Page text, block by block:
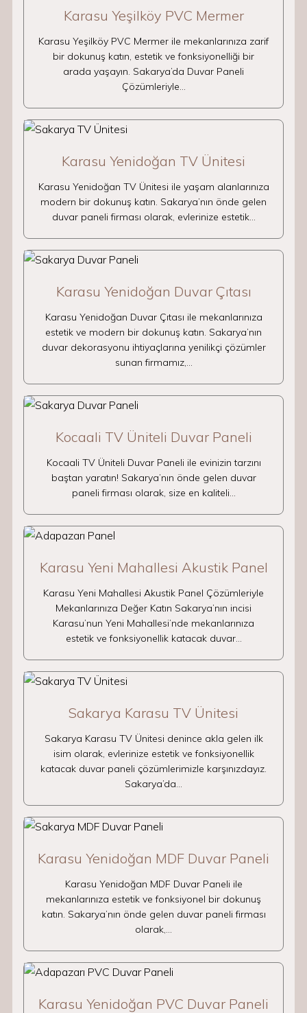
Karasu Yeşilköy PVC Mermer
Karasu Yeşilköy PVC Mermer ile mekanlarınıza zarif
bir dokunuş katın, estetik ve fonksiyonelliği bir
arada yaşayın. Sakarya’da Duvar Paneli
Çözümleriyle…
Karasu Yenidoğan TV Ünitesi
Karasu Yenidoğan TV Ünitesi ile yaşam alanlarınıza
modern bir dokunuş katın. Sakarya’nın önde gelen
duvar paneli firması olarak, evlerinize estetik…
Karasu Yenidoğan Duvar Çıtası
Karasu Yenidoğan Duvar Çıtası ile mekanlarınıza
estetik ve modern bir dokunuş katın. Sakarya’nın
duvar dekorasyonu ihtiyaçlarına yenilikçi çözümler
sunan firmamız,…
Kocaali TV Üniteli Duvar Paneli
Kocaali TV Üniteli Duvar Paneli ile evinizin tarzını
baştan yaratın! Sakarya’nın önde gelen duvar
paneli firması olarak, size en kaliteli…
Karasu Yeni Mahallesi Akustik Panel
Karasu Yeni Mahallesi Akustik Panel Çözümleriyle
Mekanlarınıza Değer Katın Sakarya’nın incisi
Karasu’nun Yeni Mahallesi’nde mekanlarınıza
estetik ve fonksiyonellik katacak duvar…
Sakarya Karasu TV Ünitesi
Sakarya Karasu TV Ünitesi denince akla gelen ilk
isim olarak, evlerinize estetik ve fonksiyonellik
katacak duvar paneli çözümlerimizle karşınızdayız.
Sakarya’da…
Karasu Yenidoğan MDF Duvar Paneli
Karasu Yenidoğan MDF Duvar Paneli ile
mekanlarınıza estetik ve fonksiyonel bir dokunuş
katın. Sakarya’nın önde gelen duvar paneli firması
olarak,…
Karasu Yenidoğan PVC Duvar Paneli